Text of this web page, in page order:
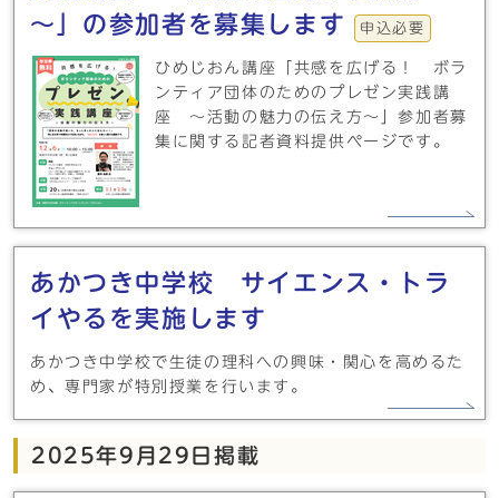
～」の参加者を募集します
申込必要
ひめじおん講座「共感を広げる！ ボラ
ンティア団体のためのプレゼン実践講
座 ～活動の魅力の伝え方～」参加者募
集に関する記者資料提供ページです。
あかつき中学校 サイエンス・トラ
イやるを実施します
あかつき中学校で生徒の理科への興味・関心を高めるた
め、専門家が特別授業を行います。
2025年9月29日掲載